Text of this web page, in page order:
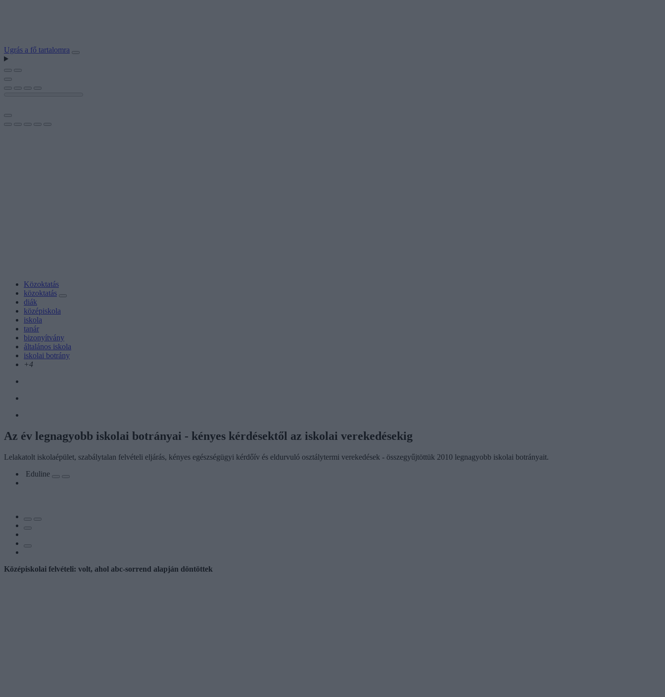
Ugrás a fő tartalomra
Közoktatás
közoktatás
diák
középiskola
iskola
tanár
bizonyítvány
általános iskola
iskolai botrány
+4
Az év legnagyobb iskolai botrányai - kényes kérdésektől az iskolai verekedésekig
Lelakatolt iskolaépület, szabálytalan felvételi eljárás, kényes egészségügyi kérdőív és eldurvuló osztálytermi verekedések - összegyűjtöttük 2010 legnagyobb iskolai botrányait.
Eduline
Középiskolai felvételi: volt, ahol abc-sorrend alapján döntöttek